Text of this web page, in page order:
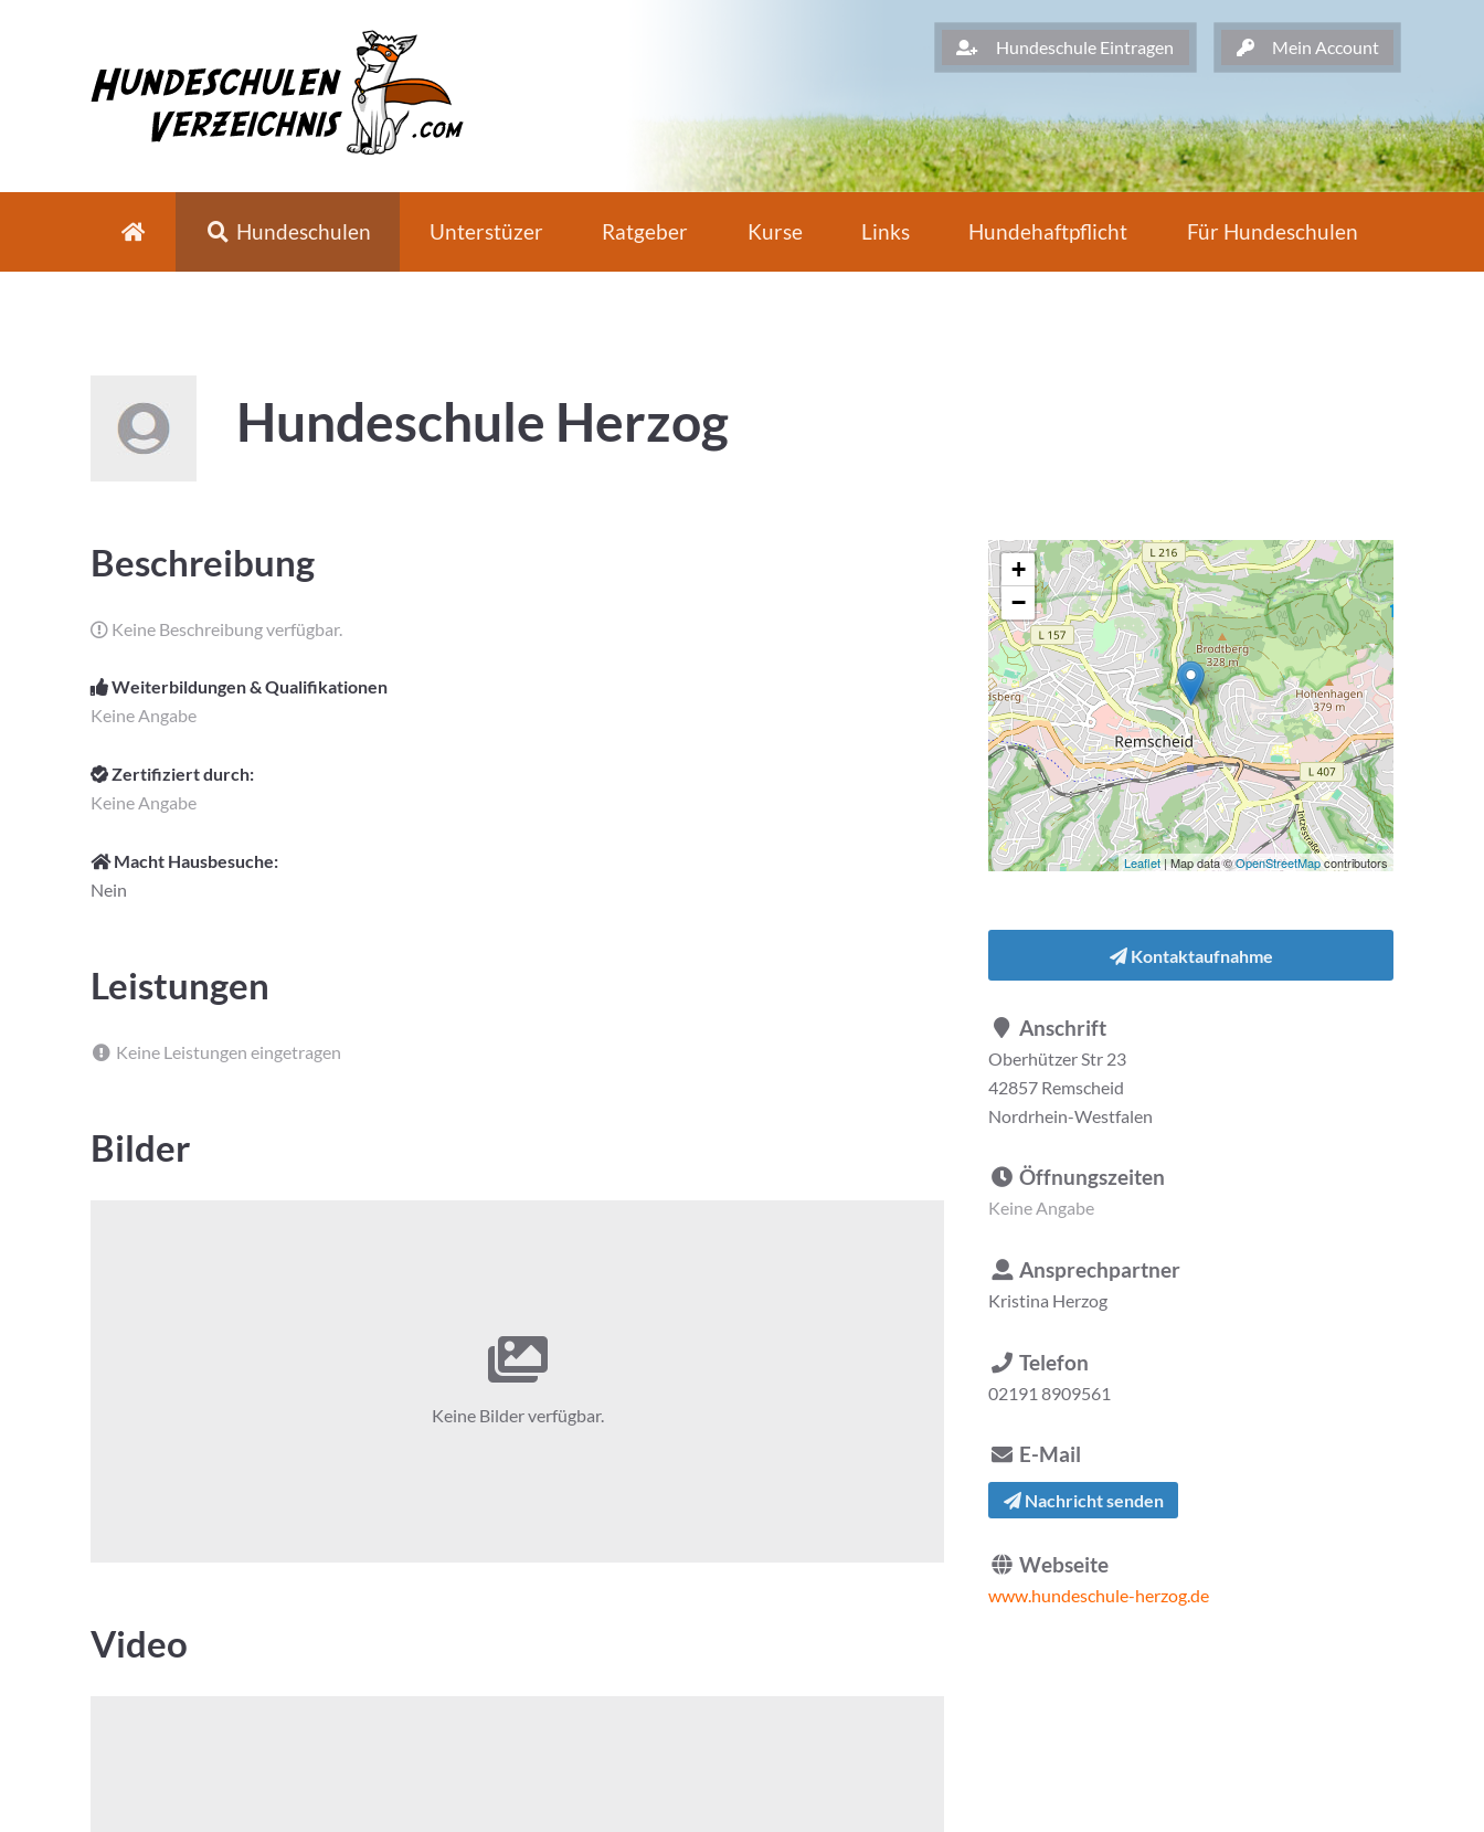
Hundeschule Eintragen Mein Account
Hundeschulen Unterstüzer Ratgeber Kurse Links Hundehaftpflicht Für Hundeschulen
Hundeschule Herzog
Beschreibung
Keine Beschreibung verfügbar.
Weiterbildungen & Qualifikationen
Keine Angabe
Zertifiziert durch:
Keine Angabe
Macht Hausbesuche:
Nein
Leistungen
Keine Leistungen eingetragen
Bilder
Keine Bilder verfügbar.
Video
+
−
Leaflet| Map data ©OpenStreetMapcontributors
Kontaktaufnahme
Anschrift
Oberhützer Str 23
42857 Remscheid
Nordrhein-Westfalen
Öffnungszeiten
Keine Angabe
Ansprechpartner
Kristina Herzog
Telefon
02191 8909561
E-Mail
Nachricht senden
Webseite
www.hundeschule-herzog.de